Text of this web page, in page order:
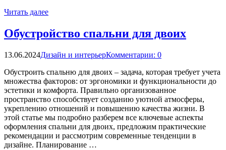
Читать далее
Обустройство спальни для двоих
13.06.2024Дизайн и интерьерКомментарии: 0
Обустроить спальню для двоих – задача, которая требует учета
множества факторов: от эргономики и функциональности до
эстетики и комфорта. Правильно организованное
пространство способствует созданию уютной атмосферы,
укреплению отношений и повышению качества жизни. В
этой статье мы подробно разберем все ключевые аспекты
оформления спальни для двоих, предложим практические
рекомендации и рассмотрим современные тенденции в
дизайне. Планирование …